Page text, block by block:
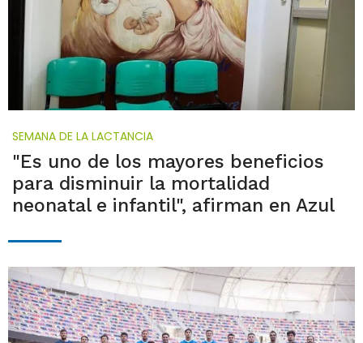
SEMANA DE LA LACTANCIA
"Es uno de los mayores beneficios
para disminuir la mortalidad
neonatal e infantil", afirman en Azul